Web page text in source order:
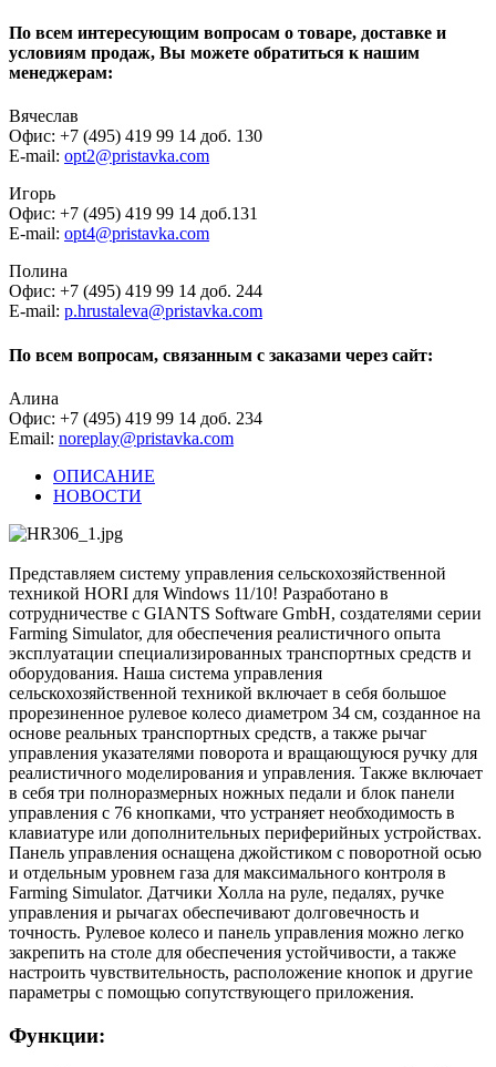
По всем интересующим вопросам о товаре, доставке и
условиям продаж, Вы можете обратиться к нашим
менеджерам:
Вячеслав
Офис: +7 (495) 419 99 14 доб. 130
E-mail: opt2@pristavka.com
Игорь
Офис: +7 (495) 419 99 14 доб.131
E-mail: opt4@pristavka.com
Полина
Офис: +7 (495) 419 99 14 доб. 244
E-mail: p.hrustaleva@pristavka.com
По всем вопросам, связанным с заказами через сайт:
Алина
Офис: +7 (495) 419 99 14 доб. 234
Email: noreplay@pristavka.com
ОПИСАНИЕ
НОВОСТИ
Представляем систему управления сельскохозяйственной
техникой HORI для Windows 11/10! Разработано в
сотрудничестве с GIANTS Software GmbH, создателями серии
Farming Simulator, для обеспечения реалистичного опыта
эксплуатации специализированных транспортных средств и
оборудования. Наша система управления
сельскохозяйственной техникой включает в себя большое
прорезиненное рулевое колесо диаметром 34 см, созданное на
основе реальных транспортных средств, а также рычаг
управления указателями поворота и вращающуюся ручку для
реалистичного моделирования и управления. Также включает
в себя три полноразмерных ножных педали и блок панели
управления с 76 кнопками, что устраняет необходимость в
клавиатуре или дополнительных периферийных устройствах.
Панель управления оснащена джойстиком с поворотной осью
и отдельным уровнем газа для максимального контроля в
Farming Simulator. Датчики Холла на руле, педалях, ручке
управления и рычагах обеспечивают долговечность и
точность. Рулевое колесо и панель управления можно легко
закрепить на столе для обеспечения устойчивости, а также
настроить чувствительность, расположение кнопок и другие
параметры с помощью сопутствующего приложения.
Функции: